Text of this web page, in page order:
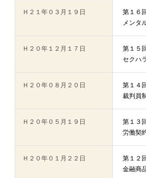
Ｈ２１年０３月１９日
第１６
メンタ
Ｈ２０年１２月１７日
第１５
セクハ
Ｈ２０年０８月２０日
第１４
裁判員
Ｈ２０年０５月１９日
第１３
労働契
Ｈ２０年０１月２２日
第１２
金融商